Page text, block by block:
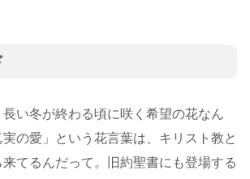
い冬が終わる頃に咲く希望の花なん
の愛」という花言葉は、キリスト教と
てるんだって。旧約聖書にも登場する